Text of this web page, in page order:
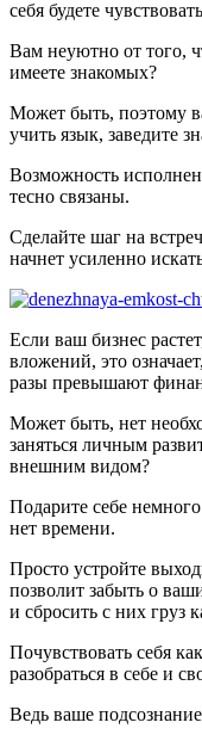
себя будете
Вам неуютно от того,
имеете знакомых?
Может быть, поэтому
учить язык, заведите
Возможность
тесно связаны.
Сделайте шаг на
начнет усиленно
Если ваш бизнес
вложений, это
разы превышают
Может быть, нет
заняться личным
внешним видом?
Подарите себе
нет времени.
Просто устройте
позволит забыть о
и сбросить с них груз
Почувствовать себя
разобраться в себе и
Ведь ваше